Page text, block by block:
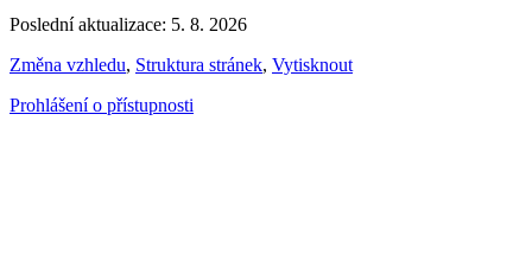
Poslední aktualizace: 5. 8. 2026
Změna vzhledu, Struktura stránek, Vytisknout
Prohlášení o přístupnosti